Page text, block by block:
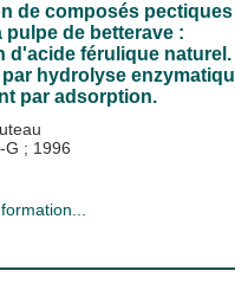
de composés pectiques
pulpe de betterave :
d'acide férulique naturel.
hydrolyse
par adsorption.
G ; 1996